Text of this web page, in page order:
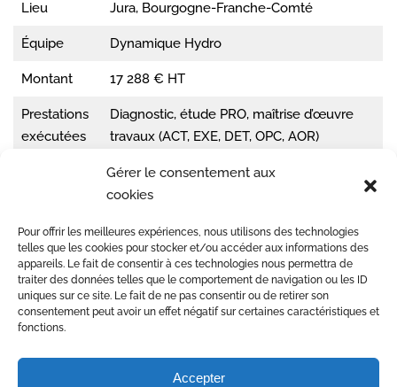
Gérer le consentement aux
cookies
Pour offrir les meilleures expériences, nous utilisons des technologies
telles que les cookies pour stocker et/ou accéder aux informations des
appareils. Le fait de consentir à ces technologies nous permettra de
traiter des données telles que le comportement de navigation ou les ID
uniques sur ce site. Le fait de ne pas consentir ou de retirer son
consentement peut avoir un effet négatif sur certaines caractéristiques et
fonctions.
Accepter
Lieu Jura, Bourgogne-Franche-Comté
Équipe Dynamique Hydro
Montant 17 288 € HT
Prestations
exécutées
Diagnostic, étude PRO, maîtrise d’œuvre
travaux (ACT, EXE, DET, OPC, AOR)
2022 – 2023
Retrouvez toutes nos références en conception et mise en
œuvreici
2